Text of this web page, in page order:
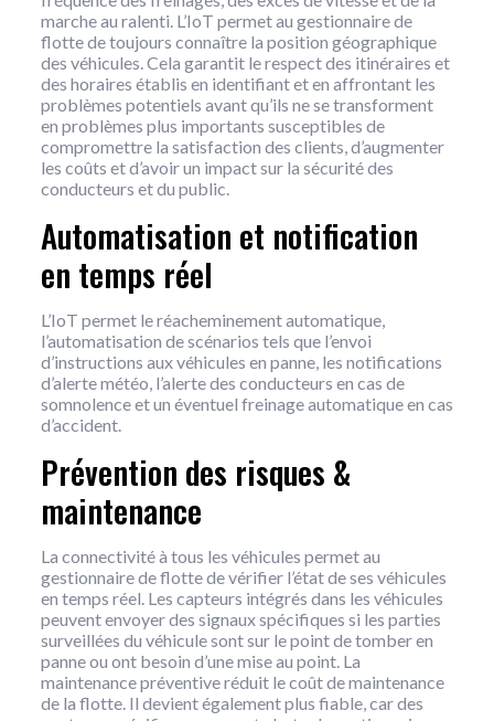
marche au ralenti. L’IoT permet au gestionnaire de
flotte de toujours connaître la position géographique
des véhicules. Cela garantit le respect des itinéraires et
des horaires établis en identifiant et en affrontant les
problèmes potentiels avant qu’ils ne se transforment
en problèmes plus importants susceptibles de
compromettre la satisfaction des clients, d’augmenter
les coûts et d’avoir un impact sur la sécurité des
conducteurs et du public.
Automatisation et notification
en temps réel
L’IoT permet le réacheminement automatique,
l’automatisation de scénarios tels que l’envoi
d’instructions aux véhicules en panne, les notifications
d’alerte météo, l’alerte des conducteurs en cas de
somnolence et un éventuel freinage automatique en cas
d’accident.
Prévention des risques &
maintenance
La connectivité à tous les véhicules permet au
gestionnaire de flotte de vérifier l’état de ses véhicules
en temps réel. Les capteurs intégrés dans les véhicules
peuvent envoyer des signaux spécifiques si les parties
surveillées du véhicule sont sur le point de tomber en
panne ou ont besoin d’une mise au point. La
maintenance préventive réduit le coût de maintenance
de la flotte. Il devient également plus fiable, car des